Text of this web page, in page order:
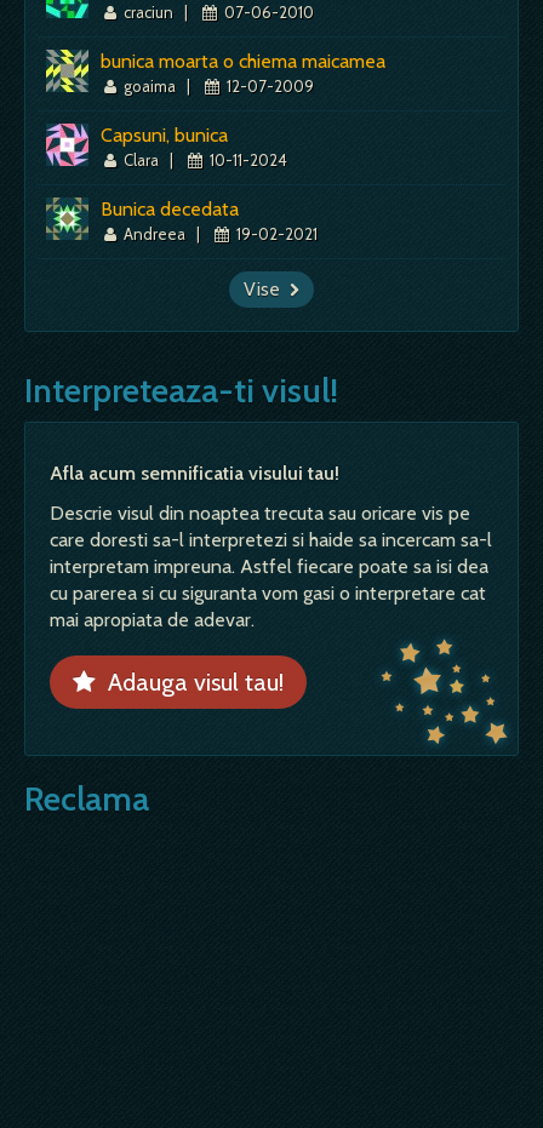
craciun | 07-06-2010
bunica moarta o chiema maicamea
goaima | 12-07-2009
Capsuni, bunica
Clara | 10-11-2024
Bunica decedata
Andreea | 19-02-2021
Vise
Interpreteaza-ti visul!
Afla acum semnificatia visului tau!
Descrie visul din noaptea trecuta sau oricare vis pe
care doresti sa-l interpretezi si haide sa incercam sa-l
interpretam impreuna. Astfel fiecare poate sa isi dea
cu parerea si cu siguranta vom gasi o interpretare cat
mai apropiata de adevar.
Adauga visul tau!
Reclama